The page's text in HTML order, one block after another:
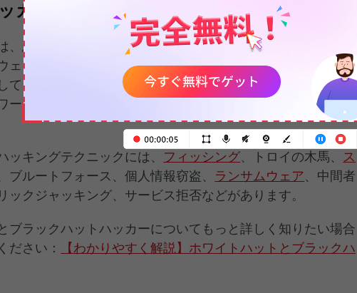
カー
、悪意のある目的のために、法律や倫理基準に完全に反する
ェア、ランサムウェア、ウイルス、その他の手口でシステム
て、これらの犯罪的ハッカーはコンピューターを人質に取っ
ード、クレジットカード番号、その他の機密情報を盗んだり
キングテクニックには、 フィッシング 、トロイの木馬、
ス
ブルートフォース、個人情報窃盗、 ランサムウェア 、中間者
ックジャッキング、サービス拒否などがあります。
ブラックハットハッカーについてもっと詳しく知りたい場合
ださい：
【わかりやすく解説】ホワイトハットとブラックハ